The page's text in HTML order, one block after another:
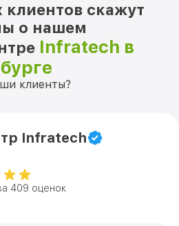
скажут
о нашем
Infratech в
клиенты?
Infratech
409 оценок